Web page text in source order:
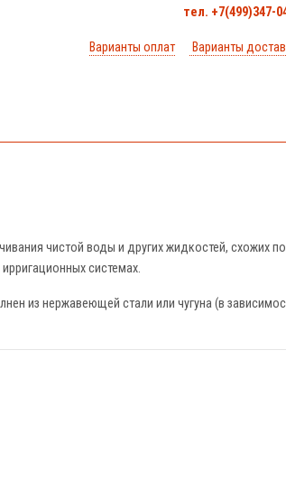
тел. +7(499)347-
Варианты оплат Варианты
чистой воды и других жидкостей, схожих по
системах.
из нержавеющей стали или чугуна (в